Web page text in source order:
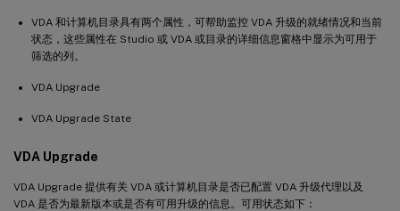
VDA 和计算机目录具有两个属性，可帮助监控 VDA 升级的就绪情况和当前
状态，这些属性在 Studio 或 VDA 或目录的详细信息窗格中显示为可用于
筛选的列。
VDA Upgrade
VDA Upgrade State
VDA Upgrade
VDA Upgrade 提供有关 VDA 或计算机目录是否已配置 VDA 升级代理以及
VDA 是否为最新版本或是否有可用升级的信息。可用状态如下：